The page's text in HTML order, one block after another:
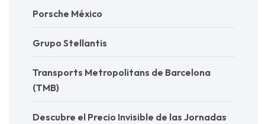
Porsche México
Grupo Stellantis
Transports Metropolitans de Barcelona
(TMB)
Descubre el Precio Invisible de las Jornadas